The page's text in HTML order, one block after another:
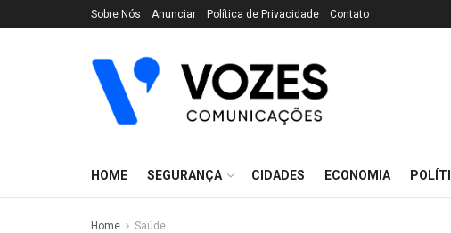
Sobre Nós Anunciar Política de Privacidade Contato
HOME SEGURANÇA CIDADES ECONOMIA
Home Saúde